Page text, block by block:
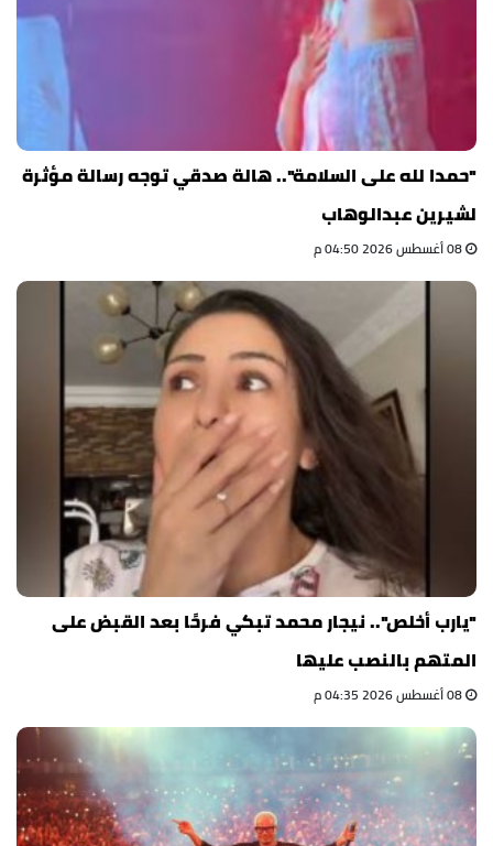
"حمدا لله على السلامة".. هالة صدقي توجه رسالة مؤثرة
لشيرين عبدالوهاب
"يارب أخلص".. نيجار محمد تبكي فرحًا بعد القبض على
المتهم بالنصب عليها